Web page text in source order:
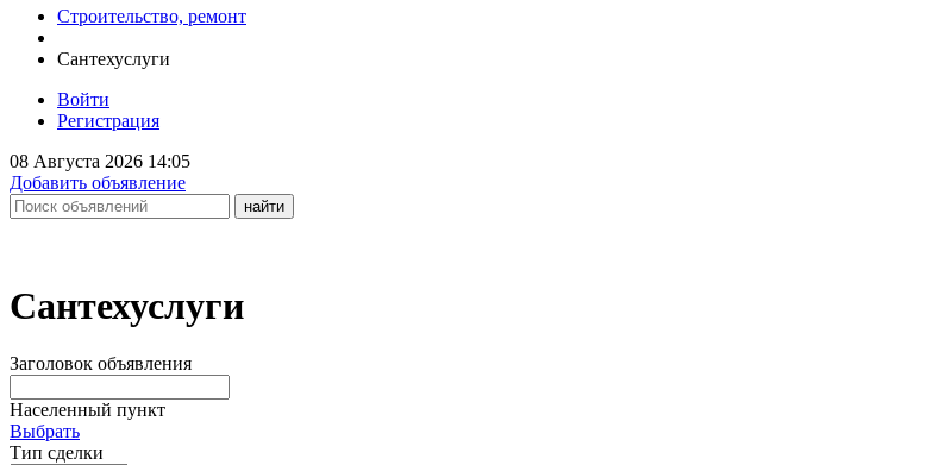
Строительство, ремонт
Сантехуслуги
Войти
Регистрация
08 Августа 2026 14:05
Добавить объявление
Сантехуслуги
Заголовок объявления
Населенный пункт
Выбрать
Тип сделки